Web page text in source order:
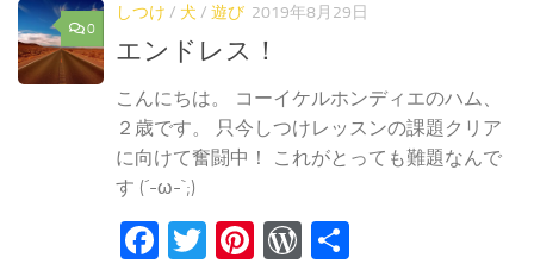
0
しつけ / 犬 / 遊び 2019年8月29日
エンドレス！
こんにちは。 コーイケルホンディエのハム、
２歳です。 只今しつけレッスンの課題クリア
に向けて奮闘中！ これがとっても難題なんで
す (´-ω-`;)
Facebook
Twitter
Pinterest
WordPress